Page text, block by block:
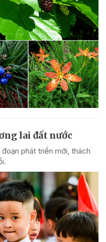
lai đất nước
phát triển mới, thách